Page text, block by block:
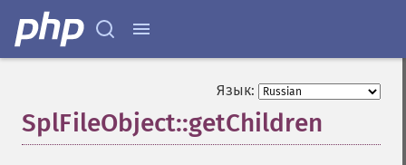
Язык:
SplFileObject::getChildren